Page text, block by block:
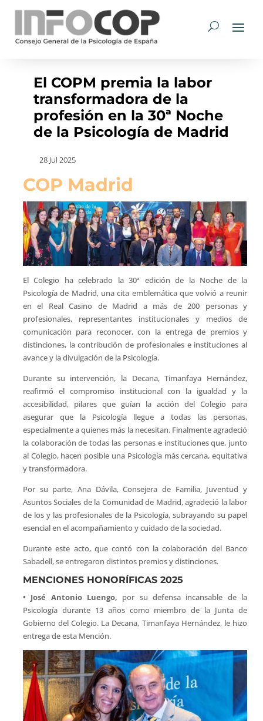
El COPM premia la labor
transformadora de la
profesión en la 30ª Noche
de la Psicología de Madrid
28 Jul 2025
COP Madrid
El Colegio ha celebrado la 30ª edición de la Noche de la
Psicología de Madrid, una cita emblemática que volvió a reunir
en el Real Casino de Madrid a más de 200 personas y
profesionales, representantes institucionales y medios de
comunicación para reconocer, con la entrega de premios y
distinciones, la contribución de profesionales e instituciones al
avance y la divulgación de la Psicología.
Durante su intervención, la Decana, Timanfaya Hernández,
reafirmó el compromiso institucional con la igualdad y la
accesibilidad, pilares que guían la acción del Colegio para
asegurar que la Psicología llegue a todas las personas,
especialmente a quienes más la necesitan. Finalmente agradeció
la colaboración de todas las personas e instituciones que, junto
al Colegio, hacen posible una Psicología más cercana, equitativa
y transformadora.
Por su parte, Ana Dávila, Consejera de Familia, Juventud y
Asuntos Sociales de la Comunidad de Madrid, agradeció la labor
de los y las profesionales de la Psicología, subrayando su papel
esencial en el acompañamiento y cuidado de la sociedad.
Durante este acto, que contó con la colaboración del Banco
Sabadell, se entregaron distintos premios y distinciones.
MENCIONES HONORÍFICAS 2025
• José Antonio Luengo, por su defensa incansable de la
Psicología durante 13 años como miembro de la Junta de
Gobierno del Colegio. La Decana, Timanfaya Hernández, le hizo
entrega de esta Mención.